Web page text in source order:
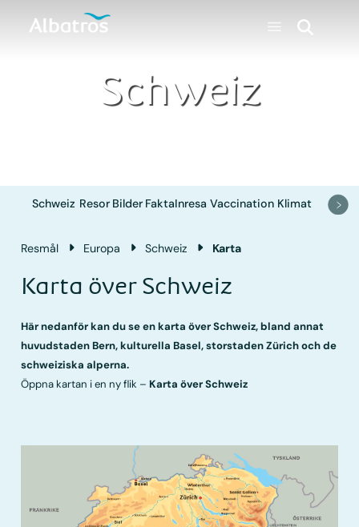
Schweiz
Schweiz Resor Bilder FaktaInresa Vaccination Klimat
Resmål Europa Schweiz Karta
Karta över Schweiz
Här nedanför kan du se en karta över Schweiz, bland annat
huvudstaden Bern, kulturella Basel, storstaden Zürich och de
schweiziska alperna.
Öppna kartan i en ny flik – Karta över Schweiz